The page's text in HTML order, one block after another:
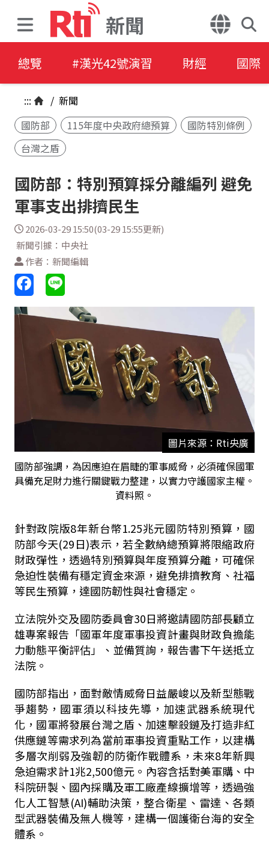
新聞
總覽 #漢光42號演習 財經 國際
::: / 新聞
國防部
115年度中央政府總預算
國防特別條例
台灣之盾
國防部：特別預算採分離編列 避免
軍事支出排擠民生
2026-03-29 15:50(03-29 15:55更新)
新聞引據：中央社
作者：新聞編輯
圖片來源：Rti央廣
國防部強調，為因應迫在眉睫的軍事威脅，必須確保國軍
具備充足財力進行關鍵戰力整建，以實力守護國家主權。
資料照。
針對政院版8年新台幣1.25兆元國防特別預算，國
防部今天(29日)表示，若全數納總預算將限縮政府
財政彈性，透過特別預算與年度預算分離，可確保
急迫性裝備有穩定資金來源，避免排擠教育、社福
等民生預算，達國防韌性與社會穩定。
立法院外交及國防委員會30日將邀請國防部長顧立
雄專案報告「國軍年度軍事投資計畫與財政負擔能
力動態平衡評估」、並備質詢，報告書下午送抵立
法院。
國防部指出，面對敵情威脅日益嚴峻以及新型態戰
爭趨勢，國軍須以科技先導，加速武器系統現代
化，國軍將發展台灣之盾、加速擊殺鏈及打造非紅
供應鏈等需求列為當前軍事投資重點工作，以建構
多層次削弱及強韌的防衛作戰體系，未來8年新興
急迫需求計1兆2,500億元。內容含括對美軍購、中
科院研製、國內採購及軍工廠產線擴增等，透過強
化人工智慧(AI)輔助決策，整合衛星、雷達、各類
型武器裝備及無人機等，建構一個護衛台海的安全
體系。